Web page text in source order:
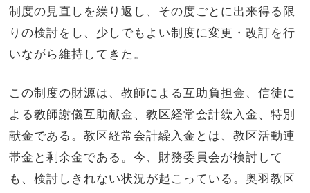
制度の見直しを繰り返し、その度ごとに出来得る限
りの検討をし、少しでもよい制度に変更・改訂を行
いながら維持してきた。
この制度の財源は、教師による互助負担金、信徒に
よる教師謝儀互助献金、教区経常会計繰入金、特別
献金である。教区経常会計繰入金とは、教区活動連
帯金と剰余金である。今、財務委員会が検討して
も、検討しきれない状況が起こっている。奥羽教区